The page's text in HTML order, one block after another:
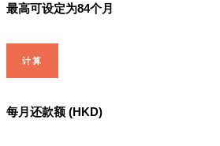
最高可设定为84个月
计算
每月还款额 (HKD)